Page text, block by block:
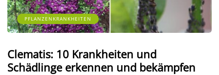
PFLANZENKRANKHEITEN
Clematis: 10 Krankheiten und
Schädlinge erkennen und bekämpfen